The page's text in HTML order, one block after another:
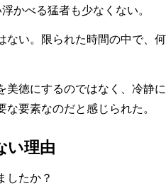
かべる猛者も少なくない。
ない。限られた時間の中で、何
美徳にするのではなく、冷静に
要素なのだと感じられた。
い理由
したか？